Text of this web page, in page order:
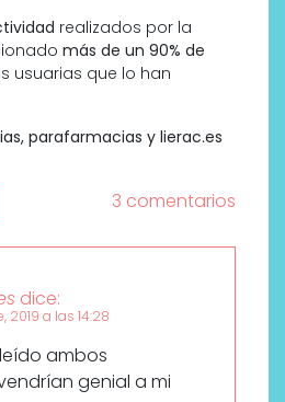
realizados por la
más de un 90% de
usuarias que lo han
parafarmacias y lierac.es
3 comentarios
dice:
2019 a las 14:28
ambos
genial a mi